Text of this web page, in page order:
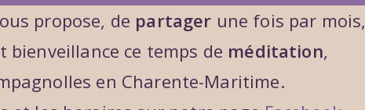
propose, de partager une fois par mois,
ce temps de méditation,
en Charente-Maritime.